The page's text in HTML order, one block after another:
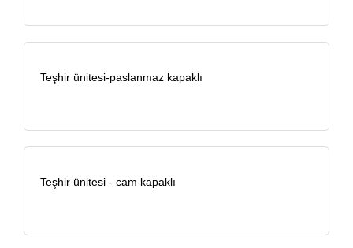
Teşhir ünitesi-paslanmaz kapaklı
Teşhir ünitesi - cam kapaklı